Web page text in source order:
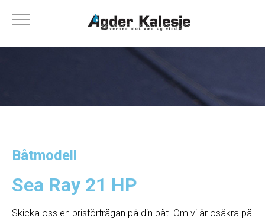
Båtmodell
Sea Ray 21 HP
Skicka oss en prisförfrågan på din båt. Om vi ​​är osäkra på